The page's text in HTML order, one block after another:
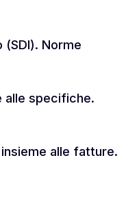
Norme
alle specifiche.
alle fatture.